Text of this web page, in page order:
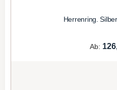
Herrenring.
Ab: